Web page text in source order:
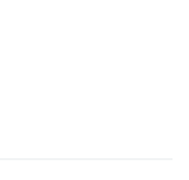
КОНФЛИКТА